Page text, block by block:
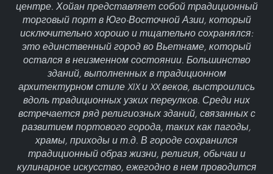
центре. Хойан представляет собой традиционный
торговый порт в Юго-Восточной Азии, который
исключительно хорошо и тщательно сохранялся:
это единственный город во Вьетнаме, который
остался в неизменном состоянии. Большинство
зданий, выполненных в традиционном
архитектурном стиле XIX и XX веков, выстроились
вдоль традиционных узких переулков. Среди них
встречается ряд религиозных зданий, связанных с
развитием портового города, таких как пагоды,
храмы, приходы и т.д. В городе сохранился
традиционный образ жизни, религия, обычаи и
кулинарное искусство, ежегодно в нем проводится